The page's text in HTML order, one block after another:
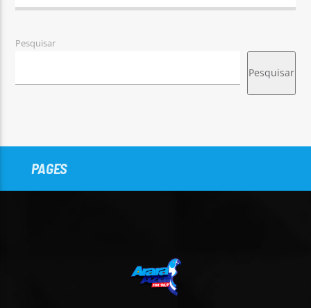
Pesquisar
Pesquisar
PAGES